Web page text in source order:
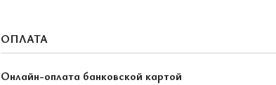
ОПЛАТА
Онлайн-оплата банковской картой